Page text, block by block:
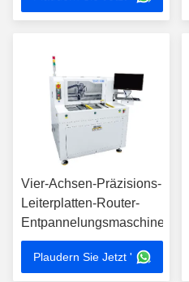
Vier-Achsen-Präzisions-
Leiterplatten-Router-
Entpannelungsmaschine
Plaudern Sie Jetzt '